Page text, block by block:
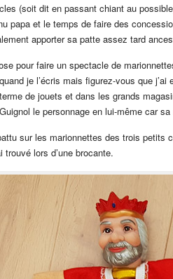
(soit dit en passant chiant au
papa et le temps de faire des
apporter sa patte assez tard
pour faire un spectacle de
je l’écris mais figurez-vous que
de jouets et dans les grands
le personnage en lui-même car
sur les marionnettes des trois petits
trouvé lors d’une brocante.